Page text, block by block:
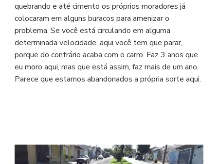
quebrando e até cimento os próprios moradores já
colocaram em alguns buracos para amenizar o
problema. Se você está circulando em alguma
determinada velocidade, aqui você tem que parar,
porque do contrário acaba com o carro. Faz 3 anos que
eu moro aqui, mas que está assim, faz mais de um ano.
Parece que estamos abandonados a própria sorte aqui.